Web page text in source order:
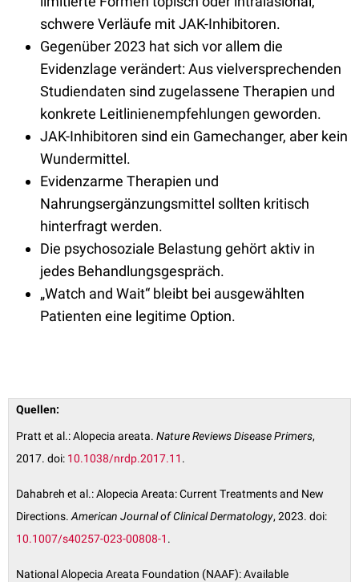
schwere Verläufe mit JAK-Inhibitoren.
Gegenüber 2023 hat sich vor allem die
Evidenzlage verändert: Aus vielversprechenden
Studiendaten sind zugelassene Therapien und
konkrete Leitlinienempfehlungen geworden.
JAK-Inhibitoren sind ein Gamechanger, aber kein
Wundermittel.
Evidenzarme Therapien und
Nahrungsergänzungsmittel sollten kritisch
hinterfragt werden.
Die psychosoziale Belastung gehört aktiv in
jedes Behandlungsgespräch.
„Watch and Wait“ bleibt bei ausgewählten
Patienten eine legitime Option.
Quellen:
Pratt et al.: Alopecia areata. Nature Reviews Disease Primers,
2017. doi: 10.1038/nrdp.2017.11 .
Dahabreh et al.: Alopecia Areata: Current Treatments and New
Directions.American Journal of Clinical Dermatology, 2023. doi:
10.1007/s40257-023-00808-1 .
National Alopecia Areata Foundation (NAAF): Available